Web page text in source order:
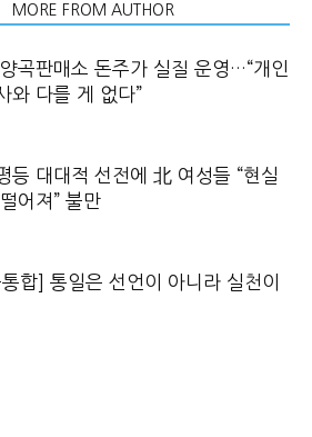
MORE FROM AUTHOR
곡판매소 돈주가 실질 운영…“개인
와 다를 게 없다”
등 대대적 선전에 北 여성들 “현실
어져” 불만
합] 통일은 선언이 아니라 실천이